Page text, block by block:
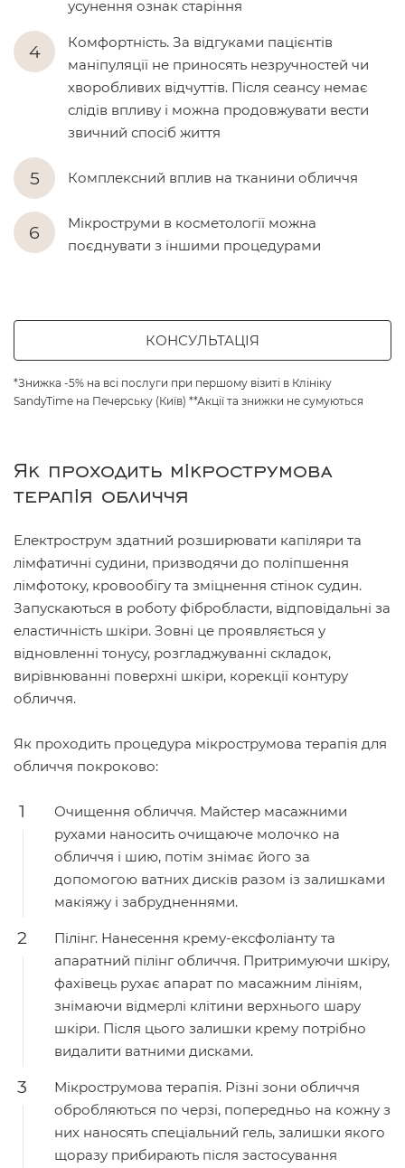
усунення ознак старіння
Комфортність. За відгуками пацієнтів
маніпуляції не приносять незручностей чи
хворобливих відчуттів. Після сеансу немає
слідів впливу і можна продовжувати вести
звичний спосіб життя
Комплексний вплив на тканини обличчя
Мікроструми в косметології можна
поєднувати з іншими процедурами
КОНСУЛЬТАЦІЯ
*Знижка -5% на всі послуги при першому візиті в Клініку
SandyTime на Печерську (Київ) **Акції та знижки не сумуються
Як проходить мікрострумова
терапія обличчя
Електрострум здатний розширювати капіляри та
лімфатичні судини, призводячи до поліпшення
лімфотоку, кровообігу та зміцнення стінок судин.
Запускаються в роботу фібробласти, відповідальні за
еластичність шкіри. Зовні це проявляється у
відновленні тонусу, розгладжуванні складок,
вирівнюванні поверхні шкіри, корекції контуру
обличчя.
Як проходить процедура мікрострумова терапія для
обличчя покроково:
Очищення обличчя. Майстер масажними
рухами наносить очищаюче молочко на
обличчя і шию, потім знімає його за
допомогою ватних дисків разом із залишками
макіяжу і забрудненнями.
Пілінг. Нанесення крему-ексфоліанту та
апаратний пілінг обличчя. Притримуючи шкіру,
фахівець рухає апарат по масажним лініям,
знімаючи відмерлі клітини верхнього шару
шкіри. Після цього залишки крему потрібно
видалити ватними дисками.
Мікрострумова терапія. Різні зони обличчя
обробляються по черзі, попередньо на кожну з
них наносять спеціальний гель, залишки якого
щоразу прибирають після застосування